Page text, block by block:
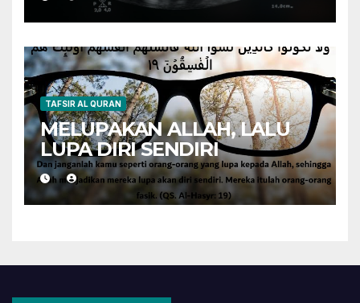
TAFSIR AL QURAN
MELUPAKAN ALLAH, LALU
LUPA DIRI SENDIRI